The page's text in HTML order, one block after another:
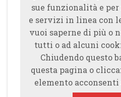
sue funzionalità e
e servizi in linea con
vuoi saperne di più o
tutti o ad alcuni
Chiudendo questo
questa pagina o
elemento acconsenti